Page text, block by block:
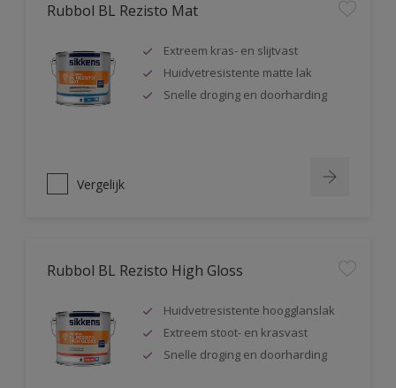
Rubbol BL Rezisto Mat
Extreem kras- en slijtvast
Huidvetresistente matte lak
Snelle droging en doorharding
Vergelijk
Rubbol BL Rezisto High Gloss
Huidvetresistente hoogglanslak
Extreem stoot- en krasvast
Snelle droging en doorharding